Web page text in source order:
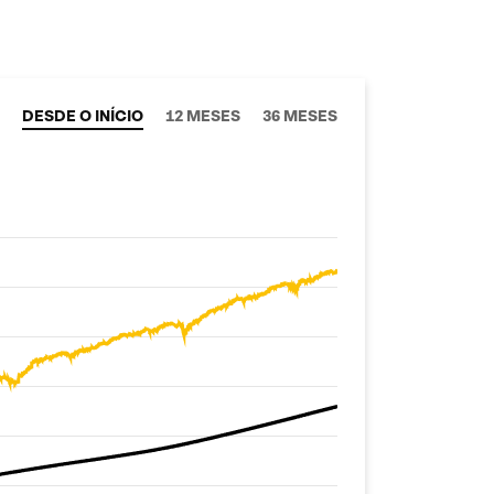
DESDE O INÍCIO 12 MESES 36 MESES